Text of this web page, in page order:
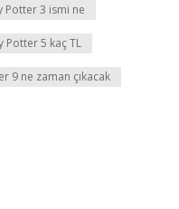
Potter 3 ismi ne
Potter 5 kaç TL
9 ne zaman çıkacak